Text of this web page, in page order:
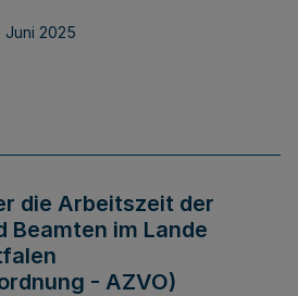
Juni 2025
die Arbeitszeit der
Beamten im Lande
- AZVO)